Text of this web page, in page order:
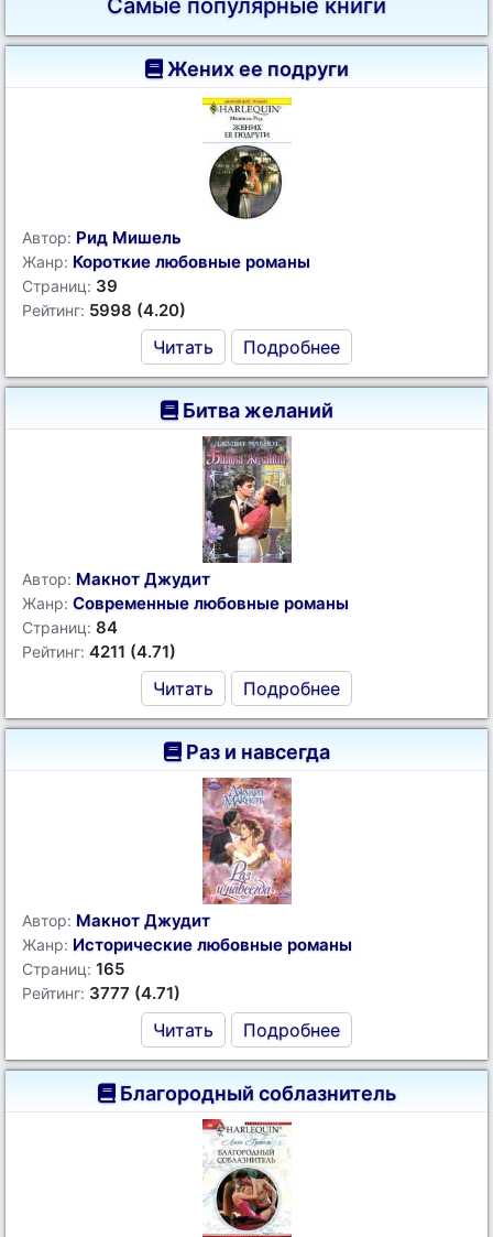
Самые популярные книги
Жених ее подруги
Автор: Рид Мишель
Жанр: Короткие любовные романы
Страниц: 39
Рейтинг: 5998 (4.20)
Читать Подробнее
Битва желаний
Автор: Макнот Джудит
Жанр: Современные любовные романы
Страниц: 84
Рейтинг: 4211 (4.71)
Читать Подробнее
Раз и навсегда
Автор: Макнот Джудит
Жанр: Исторические любовные романы
Страниц: 165
Рейтинг: 3777 (4.71)
Читать Подробнее
Благородный соблазнитель